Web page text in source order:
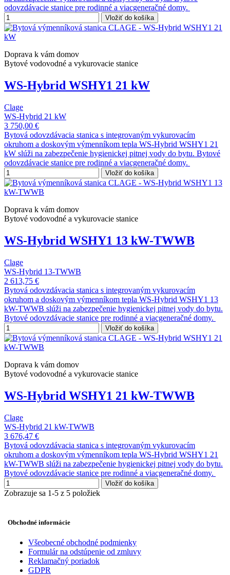
odovzdávacie stanice pre rodinné a viacgeneračné domy.
Vložiť do košíka
Doprava k vám domov
Bytové vodovodné a vykurovacie stanice
WS-Hybrid WSHY1 21 kW
Clage
WS-Hybrid 21 kW
3 750,00 €
Bytová odovzdávacia stanica s integrovaným vykurovacím
okruhom a doskovým výmenníkom tepla WS-Hybrid WSHY1 21
kW slúži na zabezpečenie hygienickej pitnej vody do bytu. Bytové
odovzdávacie stanice pre rodinné a viacgeneračné domy.
Vložiť do košíka
Doprava k vám domov
Bytové vodovodné a vykurovacie stanice
WS-Hybrid WSHY1 13 kW-TWWB
Clage
WS-Hybrid 13-TWWB
2 613,75 €
Bytová odovzdávacia stanica s integrovaným vykurovacím
okruhom a doskovým výmenníkom tepla WS-Hybrid WSHY1 13
kW-TWWB slúži na zabezpečenie hygienickej pitnej vody do bytu.
Bytové odovzdávacie stanice pre rodinné a viacgeneračné domy.
Vložiť do košíka
Doprava k vám domov
Bytové vodovodné a vykurovacie stanice
WS-Hybrid WSHY1 21 kW-TWWB
Clage
WS-Hybrid 21 kW-TWWB
3 676,47 €
Bytová odovzdávacia stanica s integrovaným vykurovacím
okruhom a doskovým výmenníkom tepla WS-Hybrid WSHY1 21
kW-TWWB slúži na zabezpečenie hygienickej pitnej vody do bytu.
Bytové odovzdávacie stanice pre rodinné a viacgeneračné domy.
Vložiť do košíka
Zobrazuje sa 1-5 z 5 položiek
Obchodné informácie
Všeobecné obchodné podmienky
Formulár na odstúpenie od zmluvy
Reklamačný poriadok
GDPR